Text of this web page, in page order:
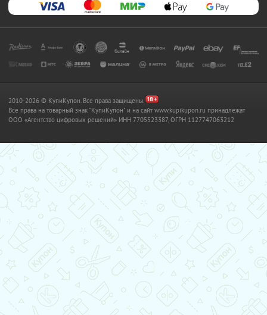
2010-2026 © КупиКупон. Все права защищены.
Все права на товарный знак "КупиКупон" и на сайт www.kupikupon.ru принадлежат
OOO «Агентство цифровых решений» ИНН 7705523387, ОГРН 1127747063212